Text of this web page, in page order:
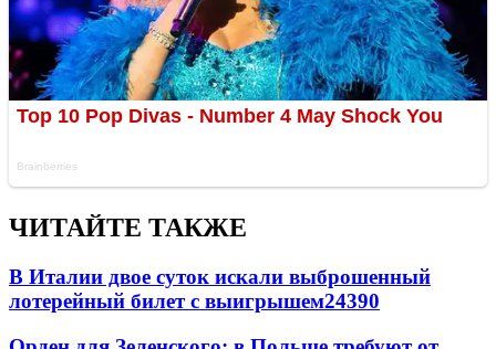
ЧИТАЙТЕ ТАКЖЕ
В Италии двое суток искали выброшенный
лотерейный билет с выигрышем24390